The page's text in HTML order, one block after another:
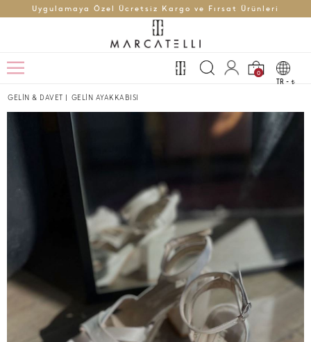
Uygulamaya Özel Ücretsiz Kargo ve Fırsat Ürünleri
0
TR - t
GELİN & DAVET | GELİN AYAKKABISI